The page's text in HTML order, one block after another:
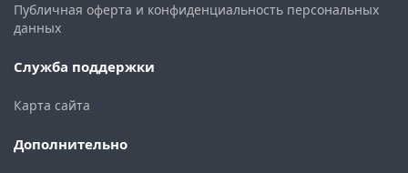
Публичная оферта и конфиденциальность персональных
данных
Служба поддержки
Карта сайта
Дополнительно